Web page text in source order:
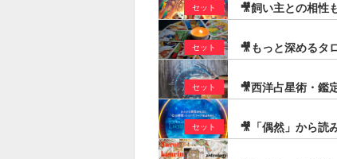
セット
セット
セット
セット